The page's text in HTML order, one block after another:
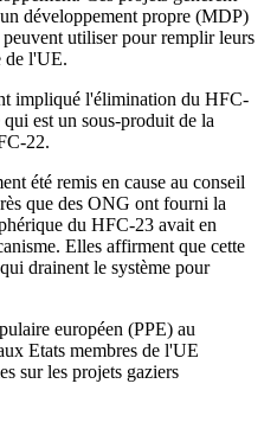
développement propre (MDP)
utiliser pour remplir leurs
de l'UE.
impliqué l'élimination du HFC-
est un sous-produit de la
22.
été remis en cause au conseil
que des ONG ont fourni la
du HFC-23 avait en
Elles affirment que cette
drainent le système pour
européen (PPE) au
Etats membres de l'UE
sur les projets gaziers